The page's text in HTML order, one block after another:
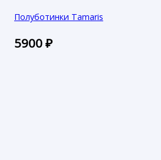
Полуботинки Tamaris
5900₽